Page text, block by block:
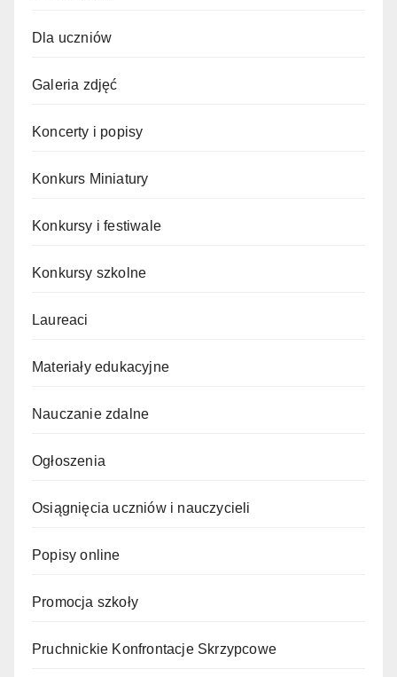
Dla uczniów
Galeria zdjęć
Koncerty i popisy
Konkurs Miniatury
Konkursy i festiwale
Konkursy szkolne
Laureaci
Materiały edukacyjne
Nauczanie zdalne
Ogłoszenia
Osiągnięcia uczniów i nauczycieli
Popisy online
Promocja szkoły
Pruchnickie Konfrontacje Skrzypcowe